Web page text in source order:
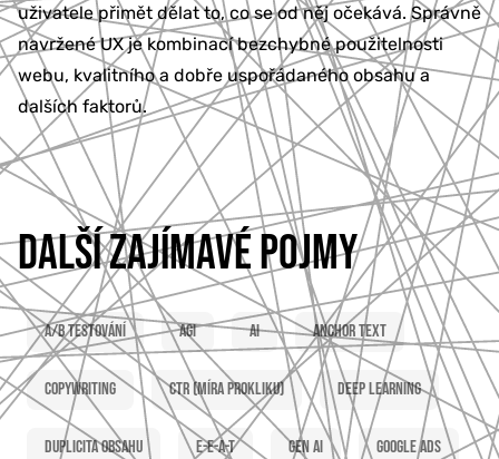
uživatele přimět dělat to, co se od něj očekává. Správně
navržené UX je kombinací bezchybné použitelnosti
webu, kvalitního a dobře uspořádaného obsahu a
dalších faktorů.
DALŠÍ ZAJÍMAVÉ POJMY
A/B testování AGI AI Anchor text
Copywriting CTR (míra prokliku) Deep learning
Duplicita obsahu E-E-A-T Gen AI Google Ads